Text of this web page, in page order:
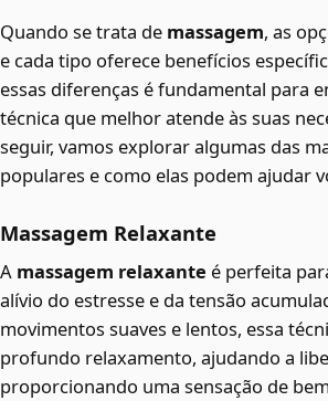
Quando se trata de massagem, as
e cada tipo oferece benefícios
essas diferenças é fundamental para
técnica que melhor atende às suas
seguir, vamos explorar algumas das
populares e como elas podem ajudar
Massagem Relaxante
A massagem relaxante é perfeita
alívio do estresse e da tensão
movimentos suaves e lentos, essa
profundo relaxamento, ajudando a
proporcionando uma sensação de